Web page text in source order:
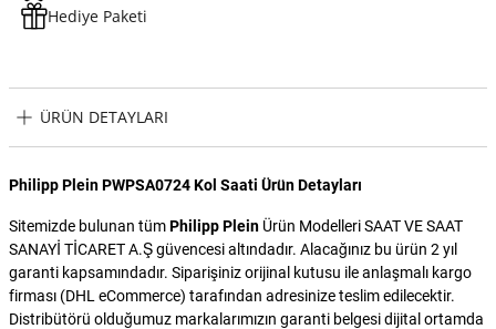
Hediye Paketi
ÜRÜN DETAYLARI
Philipp Plein PWPSA0724 Kol Saati Ürün Detayları
Sitemizde bulunan tümPhilipp Plein Ürün Modelleri SAAT VE SAAT
SANAYİ TİCARET A.Ş güvencesi altındadır. Alacağınız bu ürün 2 yıl
garanti kapsamındadır. Siparişiniz orijinal kutusu ile anlaşmalı kargo
firması (DHL eCommerce) tarafından adresinize teslim edilecektir.
Distribütörü olduğumuz markalarımızın garanti belgesi dijital ortamda